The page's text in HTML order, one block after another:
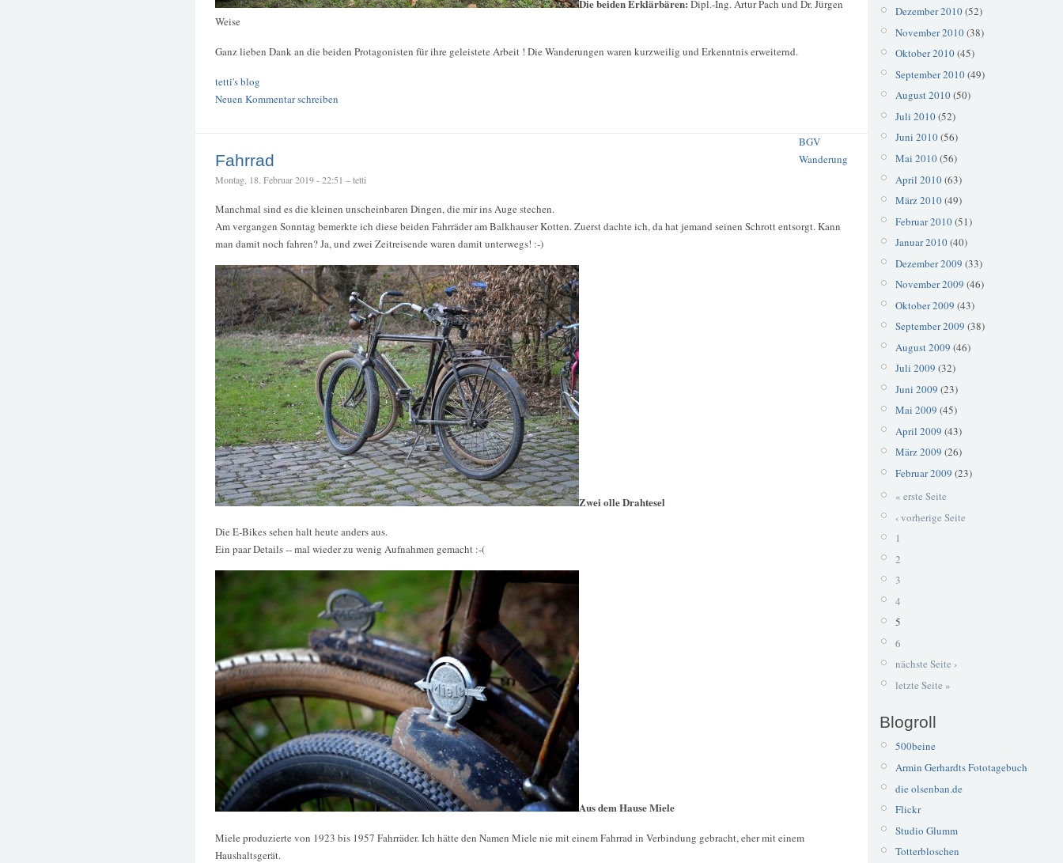
Die beiden Erklärbären: Dipl.-Ing. Artur Pach und Dr. Jürgen
Weise
Ganz lieben Dank an die beiden Protagonisten für ihre geleistete Arbeit ! Die Wanderungen waren kurzweilig und Erkenntnis erweiternd.
tetti's blog
Neuen Kommentar schreiben
BGV
Wanderung
Fahrrad
Montag, 18. Februar 2019 - 22:51 – tetti
Manchmal sind es die kleinen unscheinbaren Dingen, die mir ins Auge stechen.
Am vergangen Sonntag bemerkte ich diese beiden Fahrräder am Balkhauser Kotten. Zuerst dachte ich, da hat jemand seinen Schrott entsorgt. Kann
man damit noch fahren? Ja, und zwei Zeitreisende waren damit unterwegs! :-)
Zwei olle Drahtesel
Die E-Bikes sehen halt heute anders aus.
Ein paar Details -- mal wieder zu wenig Aufnahmen gemacht :-(
Aus dem Hause Miele
Miele produzierte von 1923 bis 1957 Fahrräder. Ich hätte den Namen Miele nie mit einem Fahrrad in Verbindung gebracht, eher mit einem
Haushaltsgerät.
Dezember 2010(52)
November 2010(38)
Oktober 2010(45)
September 2010(49)
August 2010(50)
Juli 2010(52)
Juni 2010(56)
Mai 2010(56)
April 2010(63)
März 2010(49)
Februar 2010(51)
Januar 2010(40)
Dezember 2009 (33)
November 2009 (46)
Oktober 2009 (43)
September 2009 (38)
August 2009 (46)
Juli 2009 (32)
Juni 2009 (23)
Mai 2009 (45)
April 2009 (43)
März 2009 (26)
Februar 2009 (23)
« erste Seite
‹ vorherige Seite
1
2
3
4
5
6
nächste Seite ›
letzte Seite »
Blogroll
500beine
Armin Gerhardts Fototagebuch
die olsenban.de
Flickr
Studio Glumm
Totterbloschen